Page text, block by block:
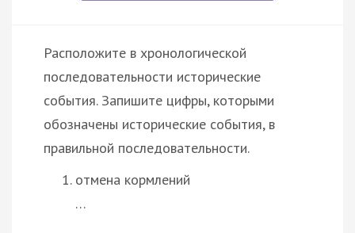
Расположите в хронологической
последовательности исторические
события. Запишите цифры, которыми
обозначены исторические события, в
правильной последовательности.
отмена кормлений
…